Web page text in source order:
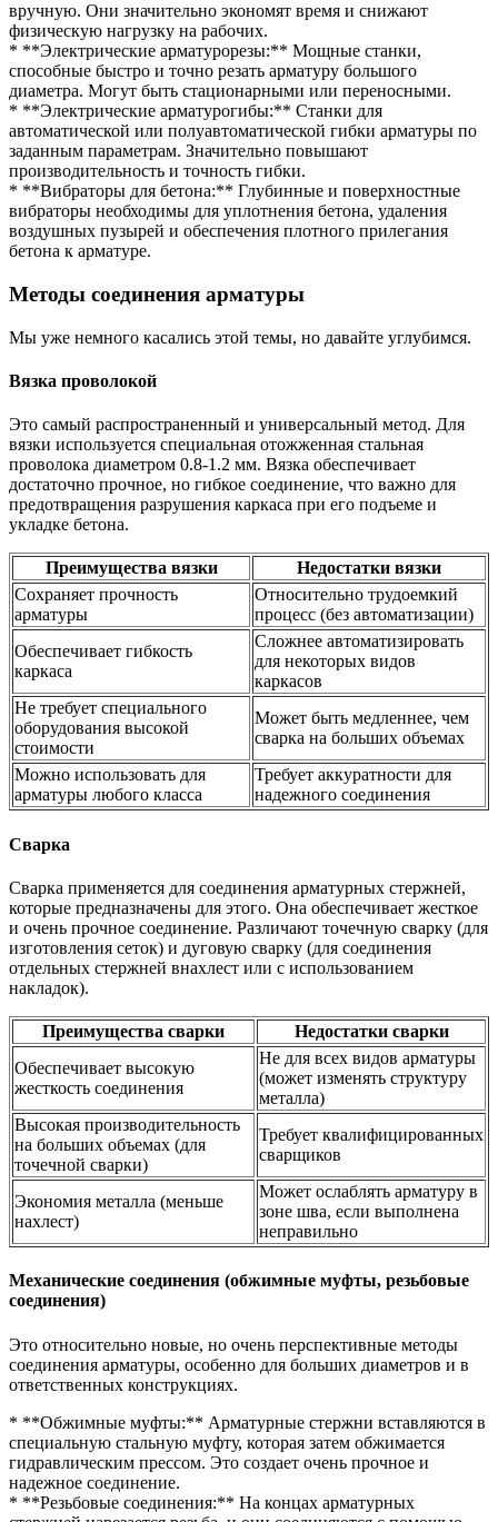
вручную. Они значительно экономят время и снижают
физическую нагрузку на рабочих.
* **Электрические арматурорезы:** Мощные станки,
способные быстро и точно резать арматуру большого
диаметра. Могут быть стационарными или переносными.
* **Электрические арматурогибы:** Станки для
автоматической или полуавтоматической гибки арматуры по
заданным параметрам. Значительно повышают
производительность и точность гибки.
* **Вибраторы для бетона:** Глубинные и поверхностные
вибраторы необходимы для уплотнения бетона, удаления
воздушных пузырей и обеспечения плотного прилегания
бетона к арматуре.
Методы соединения арматуры
Мы уже немного касались этой темы, но давайте углубимся.
Вязка проволокой
Это самый распространенный и универсальный метод. Для
вязки используется специальная отожженная стальная
проволока диаметром 0.8-1.2 мм. Вязка обеспечивает
достаточно прочное, но гибкое соединение, что важно для
предотвращения разрушения каркаса при его подъеме и
укладке бетона.
Преимущества вязки
Недостатки вязки
Сохраняет прочность
арматуры
Относительно трудоемкий
процесс (без автоматизации)
Обеспечивает гибкость
каркаса
Сложнее автоматизировать
для некоторых видов
каркасов
Не требует специального
оборудования высокой
стоимости
Может быть медленнее, чем
сварка на больших объемах
Можно использовать для
арматуры любого класса
Требует аккуратности для
надежного соединения
Сварка
Сварка применяется для соединения арматурных стержней,
которые предназначены для этого. Она обеспечивает жесткое
и очень прочное соединение. Различают точечную сварку (для
изготовления сеток) и дуговую сварку (для соединения
отдельных стержней внахлест или с использованием
накладок).
Преимущества сварки
Недостатки сварки
Обеспечивает высокую
жесткость соединения
Не для всех видов арматуры
(может изменять структуру
металла)
Высокая производительность
на больших объемах (для
точечной сварки)
Требует квалифицированных
сварщиков
Экономия металла (меньше
нахлест)
Может ослаблять арматуру в
зоне шва, если выполнена
неправильно
Механические соединения (обжимные муфты, резьбовые
соединения)
Это относительно новые, но очень перспективные методы
соединения арматуры, особенно для больших диаметров и в
ответственных конструкциях.
* **Обжимные муфты:** Арматурные стержни вставляются в
специальную стальную муфту, которая затем обжимается
гидравлическим прессом. Это создает очень прочное и
надежное соединение.
* **Резьбовые соединения:** На концах арматурных